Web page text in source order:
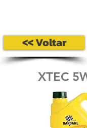
<< Voltar
XTEC